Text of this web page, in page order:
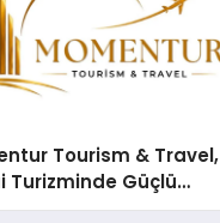
Tourism & Travel,
Turizminde Güçlü
Ağıyla Fark